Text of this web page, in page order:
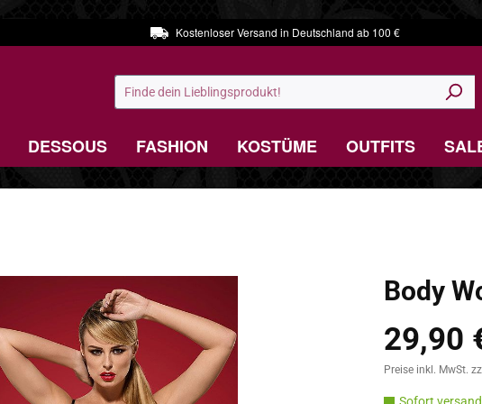
Kostenloser Versand in Deutschland ab 100 €
DESSOUS FASHION KOSTÜME OUTFITS
Body
Regulärer Preis:
29,90
Preise inkl. MwSt.